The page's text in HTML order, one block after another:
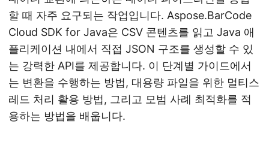
할 때 자주 요구되는 작업입니다. Aspose.BarCode
Cloud SDK for Java은 CSV 콘텐츠를 읽고 Java 애
플리케이션 내에서 직접 JSON 구조를 생성할 수 있
는 강력한 API를 제공합니다. 이 단계별 가이드에서
는 변환을 수행하는 방법, 대용량 파일을 위한 멀티스
레드 처리 활용 방법, 그리고 모범 사례 최적화를 적
용하는 방법을 배웁니다.